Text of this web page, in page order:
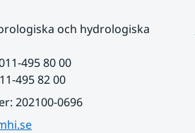
och hydrologiska
495 80 00
495 82 00
202100-0696